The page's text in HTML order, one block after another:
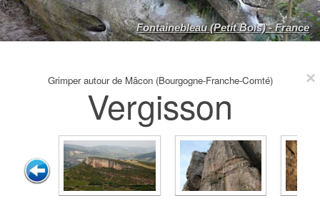
Fontainebleau (Petit Bois) - France
Grimper autour de Mâcon (Bourgogne-Franche-Comté)
Vergisson